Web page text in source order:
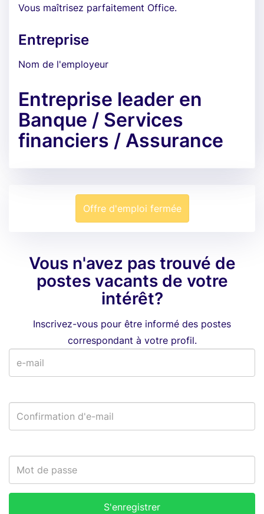
Vous maîtrisez parfaitement Office.
Entreprise
Nom de l'employeur
Entreprise leader en
Banque / Services
financiers / Assurance
Offre d'emploi fermée
Vous n'avez pas trouvé de
postes vacants de votre
intérêt?
Inscrivez-vous pour être informé des postes
correspondant à votre profil.